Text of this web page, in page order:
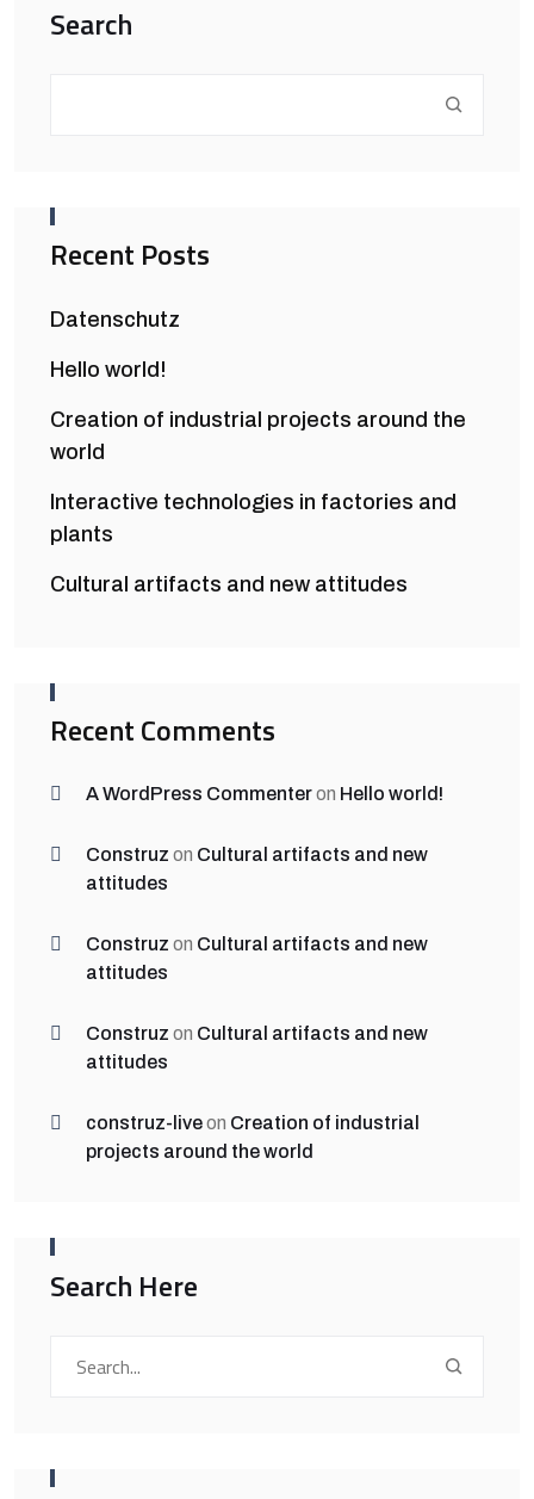
Search
Recent Posts
Datenschutz
Hello world!
Creation of industrial projects around the
world
Interactive technologies in factories and
plants
Cultural artifacts and new attitudes
Recent Comments
A WordPress Commenteron Hello world!
Construz on Cultural artifacts and new
attitudes
Construz on Cultural artifacts and new
attitudes
Construz on Cultural artifacts and new
attitudes
construz-liveon Creation of industrial
projects around the world
Search Here